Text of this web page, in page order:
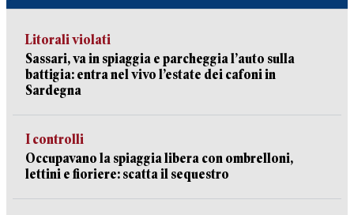
Litorali violati
Sassari, va in spiaggia e parcheggia l’auto sulla
battigia: entra nel vivo l’estate dei cafoni in
Sardegna
I controlli
Occupavano la spiaggia libera con ombrelloni,
lettini e fioriere: scatta il sequestro